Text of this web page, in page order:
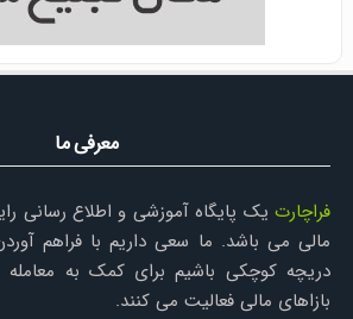
معرفی ما
فراچارتیک پایگاه آموزشی و اطلاع رسانی
مالی می باشد. ما سعی داریم با فراهم
دریچه کوچکی باشیم برای کمک به
بازاهای مالی فعالیت می کنند.